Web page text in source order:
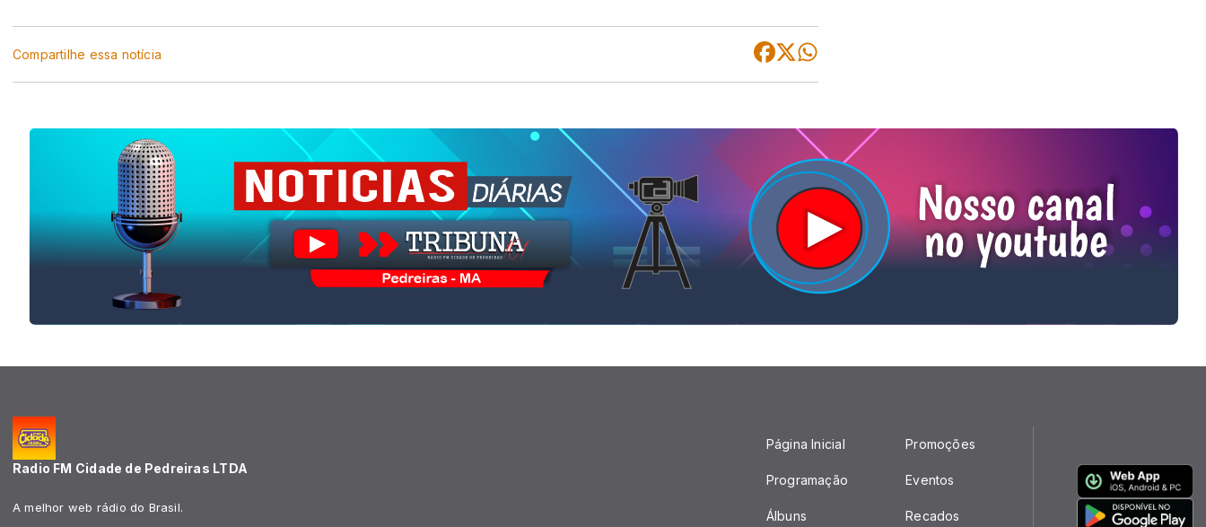
Compartilhe essa notícia
Radio FM Cidade de Pedreiras LTDA
A melhor web rádio do Brasil.
Página Inicial
Programação
Álbuns
Promoções
Eventos
Recados